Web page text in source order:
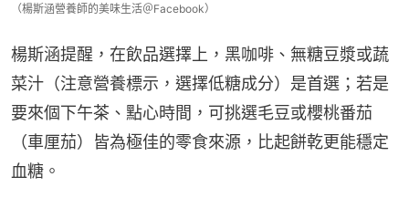
（楊斯涵營養師的美味生活＠Facebook）
楊斯涵提醒，在飲品選擇上，黑咖啡、無糖豆漿或蔬
菜汁（注意營養標示，選擇低糖成分）是首選；若是
要來個下午茶、點心時間，可挑選毛豆或櫻桃番茄
（車厘茄）皆為極佳的零食來源，比起餅乾更能穩定
血糖。